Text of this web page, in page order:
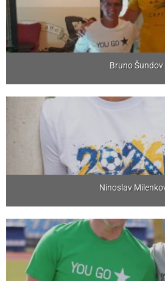
Bruno Šundov
Ninoslav